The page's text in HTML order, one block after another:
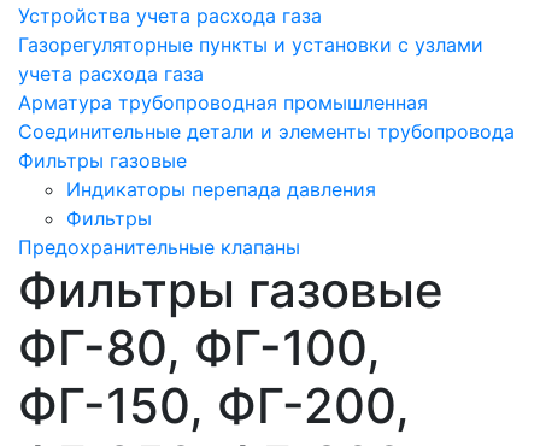
Устройства учета расхода газа
Газорегуляторные пункты и установки с узлами
учета расхода газа
Арматура трубопроводная промышленная
Соединительные детали и элементы трубопровода
Фильтры газовые
Индикаторы перепада давления
Фильтры
Предохранительные клапаны
Фильтры газовые
ФГ-80, ФГ-100,
ФГ-150, ФГ-200,